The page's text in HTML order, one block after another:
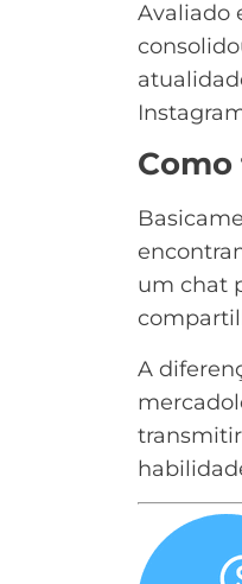
Avaliado
um chat
A